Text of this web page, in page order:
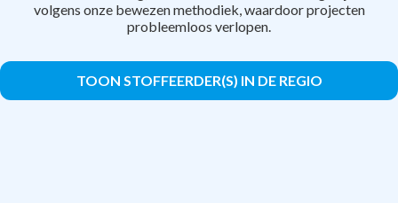
volgens onze bewezen methodiek, waardoor projecten
probleemloos verlopen.
TOON STOFFEERDER(S) IN DE REGIO